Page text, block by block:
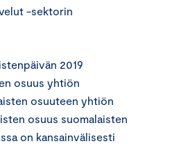
-sektorin
2019
osuus yhtiön
osuuteen yhtiön
osuus suomalaisten
on kansainvälisesti